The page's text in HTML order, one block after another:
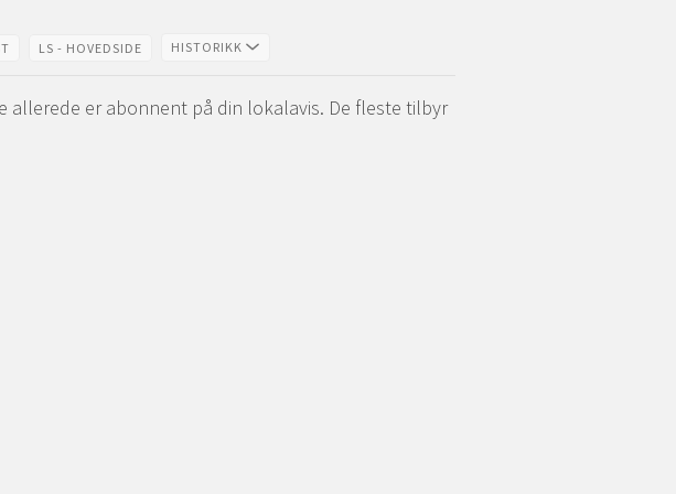
LS - HOVEDSIDE
(ÅPNES I NY FANE)
HISTORIKK
allerede er abonnent på din lokalavis. De fleste tilbyr